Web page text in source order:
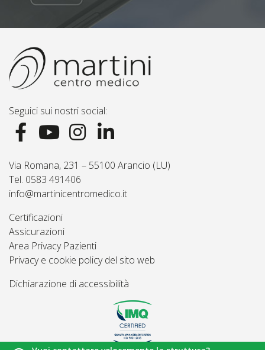
Seguici sui nostri social:
Via Romana, 231 – 55100 Arancio (LU)
Tel. 0583 491406
info@martinicentromedico.it
Certificazioni
Assicurazioni
Area Privacy Pazienti
Privacy e cookie policy del sito web
Dichiarazione di accessibilità